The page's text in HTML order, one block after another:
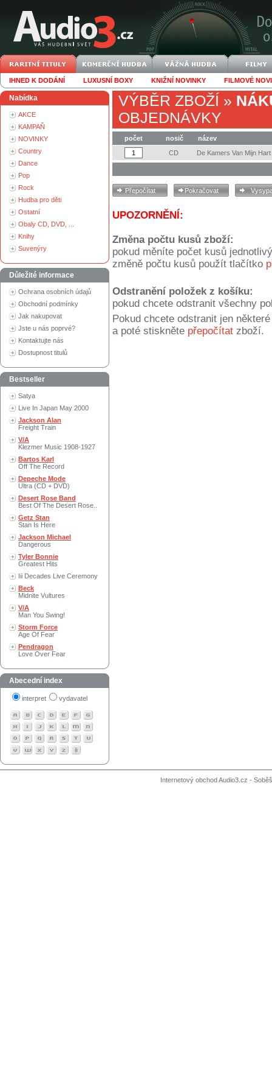
IHNED K DODÁNÍ LUXUSNÍ BOXY KNIŽNÍ NOVINKY FILMOVÉ
Nabídka
AKCE
KAMPAŇ
NOVINKY
Country
Dance
Pop
Rock
Hudba pro děti
Ostatní
Obaly CD, DVD, ...
Knihy
Suvenýry
Důležité informace
Ochrana osobních údajů
Obchodní podmínky
Jak nakupovat
Jste u nás poprvé?
Kontaktujte nás
Dostupnost titulů
Bestseller
Satya
Live In Japan May 2000
Jackson Alan
Freight Train
V/A
Klezmer Music 1908-1927
Bartos Karl
Off The Record
Depeche Mode
Ultra (CD + DVD)
Desert Rose Band
Best Of The Desert Rose..
Getz Stan
Stan Is Here
Jackson Michael
Dangerous
Tyler Bonnie
Greatest Hits
Iii Decades Live Ceremony
Beck
Midnite Vultures
V/A
Man You Swing!
Storm Force
Age Of Fear
Pendragon
Love Over Fear
Abecední index
interpret vydavatel
VÝBĚR ZBOŽÍ »
OBJEDNÁVKY
počet nosič
název
CD
De Kamers Van Mijn Hart
UPOZORNĚNÍ:
Změna počtu kusů zboží:
pokud měníte počet kusů
změně počtu kusů použít tlačítko
Odstranění položek z košíku:
pokud chcete odstranit všechny
Pokud chcete odstranit jen
a poté stiskněte přepočítat zboží.
Internetový obchod Audio3.cz -